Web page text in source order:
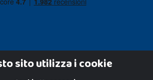
sito utilizza i cookie